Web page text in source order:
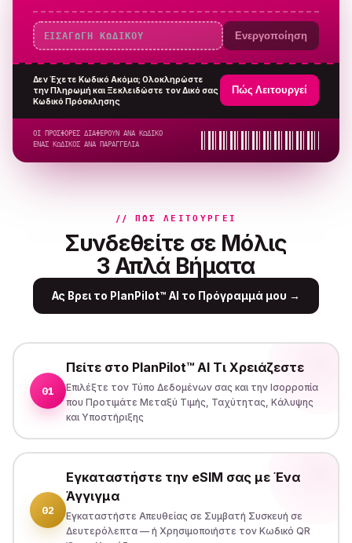
Ενεργοποίηση
Δεν Έχετε Κωδικό Ακόμα; Ολοκληρώστε
την Πληρωμή και Ξεκλειδώστε τον Δικό σας
Κωδικό Πρόσκλησης
Πώς Λειτουργεί
ΟΙ ΠΡΟΣΦΟΡΕΣ ΔΙΑΦΕΡΟΥΝ ΑΝΑ ΚΩΔΙΚΟ
ΕΝΑΣ ΚΩΔΙΚΟΣ ΑΝΑ ΠΑΡΑΓΓΕΛΙΑ
// ΠΏΣ ΛΕΙΤΟΥΡΓΕΊ
Συνδεθείτε σε Μόλις
3 Απλά Βήματα
Ας Βρει το PlanPilot™ AI το Πρόγραμμά μου →
01
Πείτε στο PlanPilot™ AI Τι Χρειάζεστε
Επιλέξτε τον Τύπο Δεδομένων σας και την Ισορροπία
που Προτιμάτε Μεταξύ Τιμής, Ταχύτητας, Κάλυψης
και Υποστήριξης
02
Εγκαταστήστε την eSIM σας με Ένα
Άγγιγμα
Εγκαταστήστε Απευθείας σε Συμβατή Συσκευή σε
Δευτερόλεπτα — ή Χρησιμοποιήστε τον Κωδικό QR